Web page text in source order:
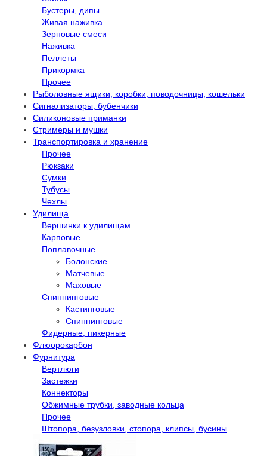
Бустеры, дипы
Живая наживка
Зерновые смеси
Наживка
Пеллеты
Прикормка
Прочее
Рыболовные ящики, коробки, поводочницы, кошельки
Сигнализаторы, бубенчики
Силиконовые приманки
Стримеры и мушки
Транспортировка и хранение
Прочее
Рюкзаки
Сумки
Тубусы
Чехлы
Удилища
Вершинки к удилищам
Карповые
Поплавочные
Болонские
Матчевые
Маховые
Спиннинговые
Кастинговые
Спиннинговые
Фидерные, пикерные
Флюорокарбон
Фурнитура
Вертлюги
Застежки
Коннекторы
Обжимные трубки, заводные кольца
Прочее
Штопора, безузловки, стопора, клипсы, бусины